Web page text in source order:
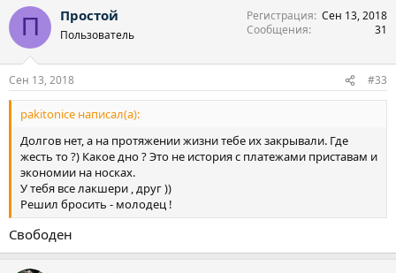
П Простой
Пользователь
Регистрация Сен 13, 2018
Сообщения
31
Сен 13, 2018 #33
pakitonice написал(а):
Долгов нет, а на протяжении жизни тебе их закрывали. Где
жесть то ?) Какое дно ? Это не история с платежами приставам и
экономии на носках.
У тебя все лакшери , друг ))
Решил бросить - молодец !
Свободен